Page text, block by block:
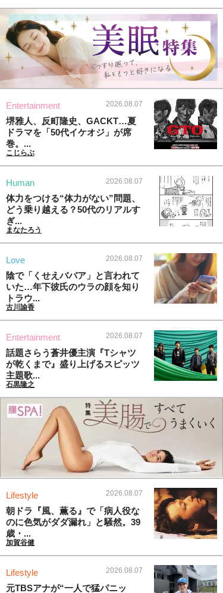
Entertainment 2026.08.07
堺雅人、反町隆史、GACKT…夏
ドラマを「50代イケオジ」が席
巻。...
こじらぶ
Human 2026.08.07
体力をつける“体力がない”問題、
どう乗り越える？50代のリアルす
ぎ...
まなたろう
Love 2026.08.07
陰で「くせえババア」と言われて
いた…年下彼氏のウラの顔を知り
トラウ...
古川諭香
Entertainment 2026.08.07
話題さらう蒼井優主演『Tシャツ
が乾くまで』盛り上げるスピッツ
主題歌...
石黒隆之
Lifestyle 2026.08.07
朝ドラ『風、薫る』で「病人役な
のに色気がダダ漏れ」と騒然。39
歳・...
加賀谷健
Lifestyle 2026.08.07
元TBSアナが“一人で猛パニッ